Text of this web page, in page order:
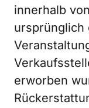
innerhalb
ursprünglich
erworben